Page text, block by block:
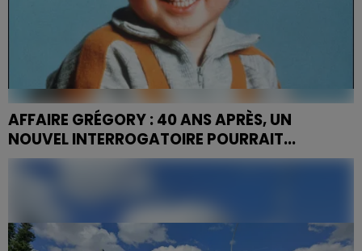
AFFAIRE GRÉGORY : 40 ANS APRÈS, UN
NOUVEL INTERROGATOIRE POURRAIT...
Nouveau tournant dans l’affaire Grégory : près de
quarante ans après les faits, Jacqueline Jacob est
convoquée par la justice en vue d’une possible mise